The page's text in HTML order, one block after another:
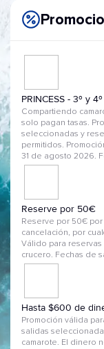
PRINCESS - 3º y
Compartiendo
solo pagan tasas.
seleccionadas y
permitidos.
31 de agosto 2026.
Reserve por 50€
Reserve por 50€
cancelación, por
Válido para
crucero. Fechas de
Hasta $600 de
Promoción válida
salidas
camarote. El dinero